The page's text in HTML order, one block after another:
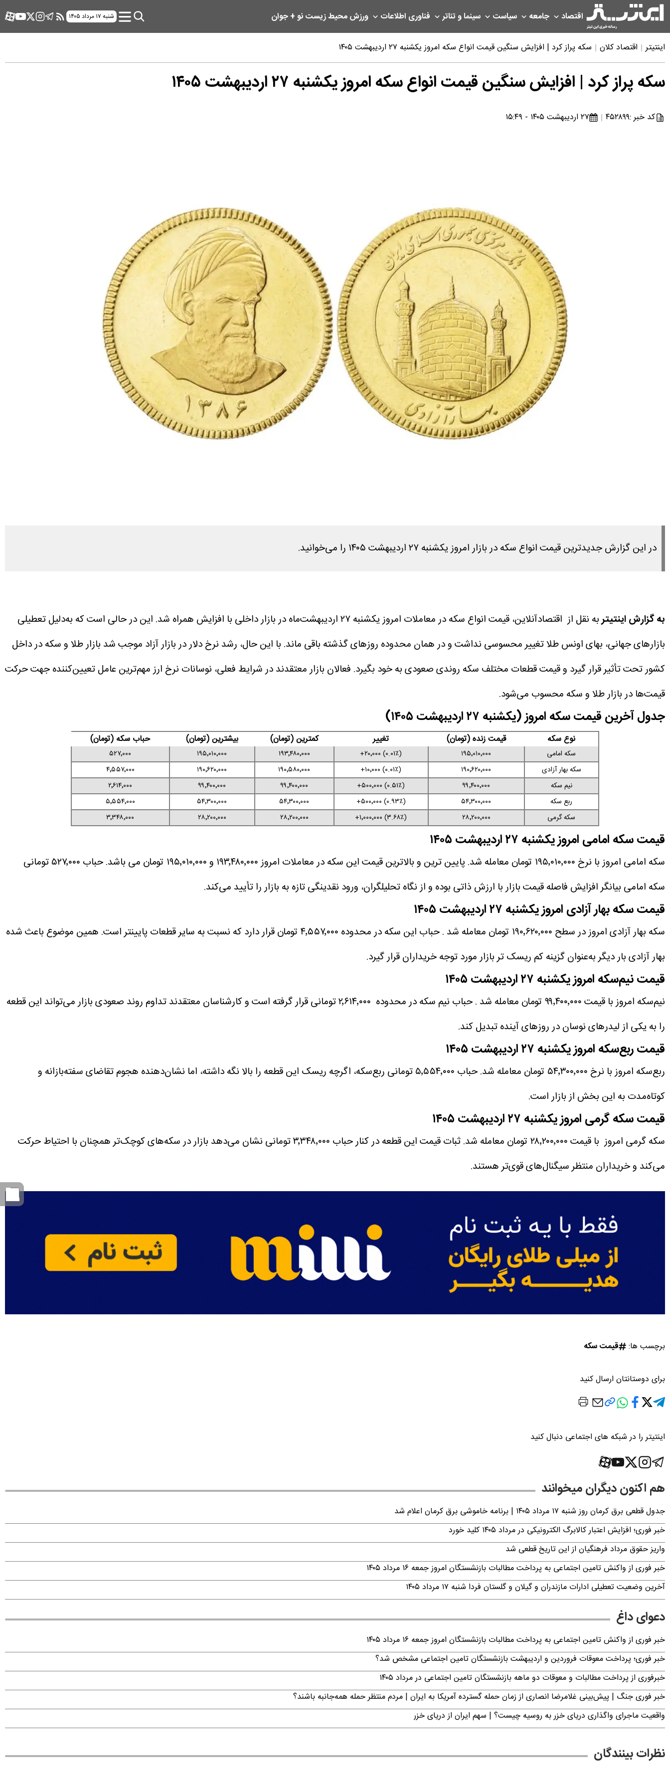
اقتصاد جامعه سیاست سینما و تئاتر فناوری اطلاعات ورزشمحیط زیستنو + جوان شنبه ۱۷ مرداد ۱۴۰۵
اینتیتر اقتصاد کلان سکه پراز کرد | افزایش سنگین قیمت انواع سکه امروز یکشنبه ۲۷ اردیبهشت ۱۴۰۵
سکه پراز کرد | افزایش سنگین قیمت انواع سکه امروز یکشنبه ۲۷ اردیبهشت ۱۴۰۵
کد خبر :۴۵۲۸۹۹ ۲۷ اردیبهشت ۱۴۰۵ - ۱۵:۴۹
در این گزارش جدیدترین قیمت انواع سکه در بازار امروز یکشنبه ۲۷ اردیبهشت ۱۴۰۵ را می‌خوانید.
به گزارش اینتیتر
به نقل از اقتصادآنلاین، قیمت انواع سکه در معاملات امروز یکشنبه ۲۷ اردیبهشت‌ماه در بازار داخلی با افزایش همراه شد. این در حالی است که به‌دلیل تعطیلی
بازارهای جهانی، بهای اونس طلا تغییر محسوسی نداشت و در همان محدوده روزهای گذشته باقی ماند. با این حال، رشد نرخ دلار در بازار آزاد موجب شد بازار طلا و سکه در داخل
کشور تحت تأثیر قرار گیرد و قیمت قطعات مختلف سکه روندی صعودی به خود بگیرد. فعالان بازار معتقدند در شرایط فعلی، نوسانات نرخ ارز مهم‌ترین عامل تعیین‌کننده جهت حرکت
قیمت‌ها در بازار طلا و سکه محسوب می‌شود.
جدول آخرین قیمت سکه امروز (یکشنبه ۲۷ اردیبهشت ۱۴۰۵)
نوع سکه قیمت زنده (تومان) تغییر کمترین (تومان) بیشترین (تومان) حباب سکه (تومان)
سکه امامی ۱۹۵٬۰۱۰٬۰۰۰ (۰.۰۱٪) ۲۰٬۰۰۰+ ۱۹۳٬۴۸۰٬۰۰۰ ۱۹۵٬۰۱۰٬۰۰۰
۵۲۷٬۰۰۰
سکه بهار آزادی
۱۹۰٬۶۲۰٬۰۰۰ (۰.۰۱٪) ۱۰٬۰۰۰+ ۱۹۰٬۵۸۰٬۰۰۰ ۱۹۰٬۶۲۰٬۰۰۰
۴٬۵۵۷٬۰۰۰
نیم سکه
۹۹٬۴۰۰٬۰۰۰ (۰.۵۱٪) ۵۰۰٬۰۰۰+ ۹۹٬۴۰۰٬۰۰۰ ۹۹٬۴۰۰٬۰۰۰
۲٬۶۱۴٬۰۰۰
ربع سکه
۵۴٬۳۰۰٬۰۰۰ (۰.۹۳٪) ۵۰۰٬۰۰۰+ ۵۴٬۳۰۰٬۰۰۰ ۵۴٬۳۰۰٬۰۰۰
۵٬۵۵۴٬۰۰۰
سکه گرمی
۲۸٬۲۰۰٬۰۰۰ (۳.۶۸٪) ۱٬۰۰۰٬۰۰۰+ ۲۸٬۲۰۰٬۰۰۰ ۲۸٬۲۰۰٬۰۰۰ ۳٬۳۴۸٬۰۰۰
قیمت سکه امامی امروز یکشنبه ۲۷ اردیبهشت ۱۴۰۵
سکه امامی امروز با نرخ ۱۹۵٬۰۱۰٬۰۰۰ تومان معامله شد. پایین ترین و بالاترین قیمت این سکه در معاملات امروز ۱۹۳٬۴۸۰٬۰۰۰ و ۱۹۵٬۰۱۰٬۰۰۰ تومان می باشد. حباب ۵۲۷٬۰۰۰ تومانی
سکه امامی بیانگر افزایش فاصله قیمت بازار با ارزش ذاتی بوده و از نگاه تحلیلگران، ورود نقدینگی تازه به بازار را تأیید می‌کند.
قیمت سکه بهار آزادی امروز یکشنبه ۲۷ اردیبهشت ۱۴۰۵
سکه بهار آزادی امروز در سطح ۱۹۰٬۶۲۰٬۰۰۰ تومان معامله شد . حباب این سکه در محدوده ۴٬۵۵۷٬۰۰۰ تومان قرار دارد که نسبت به سایر قطعات پایینتر است. همین موضوع باعث شده
بهار آزادی بار دیگر به‌عنوان گزینه کم ریسک تر بازار مورد توجه خریداران قرار گیرد.
قیمت نیم‌سکه امروز یکشنبه ۲۷ اردیبهشت ۱۴۰۵
نیم‌سکه امروز با قیمت ۹۹٬۴۰۰٬۰۰۰ تومان معامله شد . حباب نیم سکه در محدوده ۲٬۶۱۴٬۰۰۰ تومانی قرار گرفته است و کارشناسان معتقدند تداوم روند صعودی بازار می‌تواند این قطعه
را به یکی از لیدرهای نوسان در روزهای آینده تبدیل کند.
قیمت ربع‌سکه امروز یکشنبه ۲۷ اردیبهشت ۱۴۰۵
ربع‌سکه امروز با نرخ ۵۴٬۳۰۰٬۰۰۰ تومان معامله شد. حباب ۵٬۵۵۴٬۰۰۰ تومانی ربع‌سکه، اگرچه ریسک این قطعه را بالا نگه داشته، اما نشان‌دهنده هجوم تقاضای سفته‌بازانه و
کوتاه‌مدت به این بخش از بازار است.
قیمت سکه گرمی امروز یکشنبه ۲۷ اردیبهشت ۱۴۰۵
سکه گرمی امروز با قیمت ۲۸٬۲۰۰٬۰۰۰ تومان معامله شد. ثبات قیمت این قطعه در کنار حباب ۳٬۳۴۸٬۰۰۰ تومانی نشان می‌دهد بازار در سکه‌های کوچک‌تر همچنان با احتیاط حرکت
می‌کند و خریداران منتظر سیگنال‌های قوی‌تر هستند.
برچسب ها: قیمت سکه
برای دوستانتان ارسال کنید
اینتیتر را در شبکه های اجتماعی دنبال کنید
هم اکنون دیگران میخوانند
جدول قطعی برق کرمان روز شنبه ۱۷ مرداد ۱۴۰۵ | برنامه خاموشی برق کرمان اعلام شد
خبر فوری؛ افزایش اعتبار کالابرگ الکترونیکی در مرداد ۱۴۰۵ کلید خورد
واریز حقوق مرداد فرهنگیان از این تاریخ قطعی شد
خبر فوری از واکنش تامین اجتماعی به پرداخت مطالبات بازنشستگان امروز جمعه ۱۶ مرداد ۱۴۰۵
آخرین وضعیت تعطیلی ادارات مازندران و گیلان و گلستان فردا شنبه ۱۷ مرداد ۱۴۰۵
دعوای داغ
خبر فوری از واکنش تامین اجتماعی به پرداخت مطالبات بازنشستگان امروز جمعه ۱۶ مرداد ۱۴۰۵
خبر فوری؛ پرداخت معوقات فروردین و اردیبهشت بازنشستگان تامین اجتماعی مشخص شد؟
خبرفوری از پرداخت مطالبات و معوقات دو ماهه بازنشستگان تامین اجتماعی در مرداد ۱۴۰۵
خبر فوری جنگ | پیش‌بینی غلامرضا انصاری از زمان حمله گسترده آمریکا به ایران | مردم منتظر حمله همه‌جانبه باشند؟
واقعیت ماجرای واگذاری دریای خزر به روسیه چیست؟ | سهم ایران از دریای خزر
نظرات بینندگان